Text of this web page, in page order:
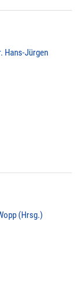
Hans-Jürgen
(Hrsg.)